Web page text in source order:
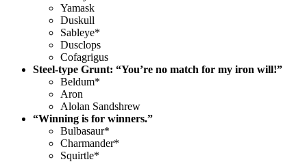
Yamask
Duskull
Sableye*
Dusclops
Cofagrigus
Steel-type Grunt: “You’re no match for my iron will!”
Beldum*
Aron
Alolan Sandshrew
“Winning is for winners.”
Bulbasaur*
Charmander*
Squirtle*